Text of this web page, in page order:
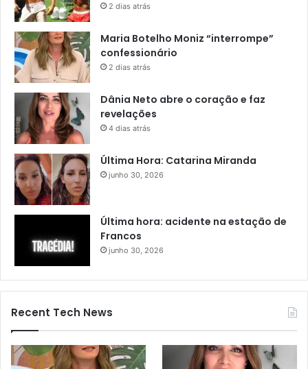
2 dias atrás
Maria Botelho Moniz “interrompe”
confessionário
2 dias atrás
Dânia Neto abre o coração e faz
revelações
4 dias atrás
Última Hora: Catarina Miranda
junho 30, 2026
Última hora: acidente na estação de
Francos
junho 30, 2026
Recent Tech News